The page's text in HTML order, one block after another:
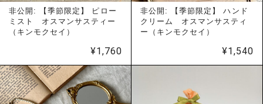
非公開: 【季節限定】 ピロー
ミスト オスマンサスティー
（キンモクセイ）
¥1,760
非公開: 【季節限定】 ハンド
クリーム オスマンサスティ
ー（キンモクセイ）
¥1,540